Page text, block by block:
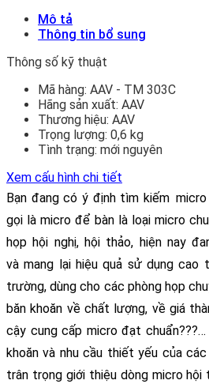
Mô tả
Thông tin bổ sung
Thông số kỹ thuật
Mã hàng: AAV - TM 303C
Hãng sản xuất: AAV
Thương hiệu: AAV
Trọng lượng: 0,6 kg
Tình trạng: mới nguyên
Xem cấu hình chi tiết
Bạn đang có ý định tìm kiếm m
gọi là micro để bàn là loại micro
họp hội nghị, hội thảo, hiện nay
và mang lại hiệu quả sử dụng cao
trường,dùng cho các phòng họp
băn khoăn về chất lượng, về giá
cậy cung cấp micro đạt
khoăn và nhu cầu thiết yếu của
trân trọng giới thiệu dòng micro hội